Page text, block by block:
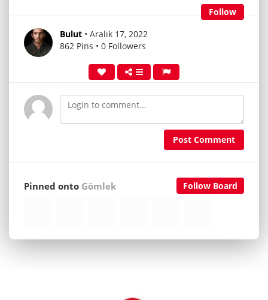
Follow
Bulut • Aralık 17, 2022
862 Pins • 0 Followers
Post Comment
Follow Board
Pinned onto Gömlek